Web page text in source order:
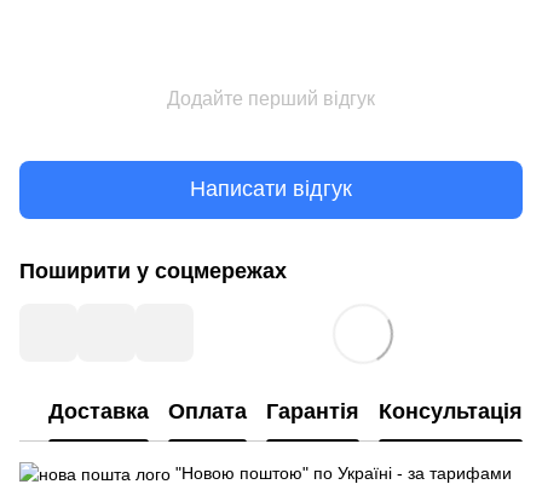
Додайте перший відгук
Написати відгук
Поширити у соцмережах
Доставка Оплата Гарантія Консультація
"Новою поштою" по Україні - за тарифами